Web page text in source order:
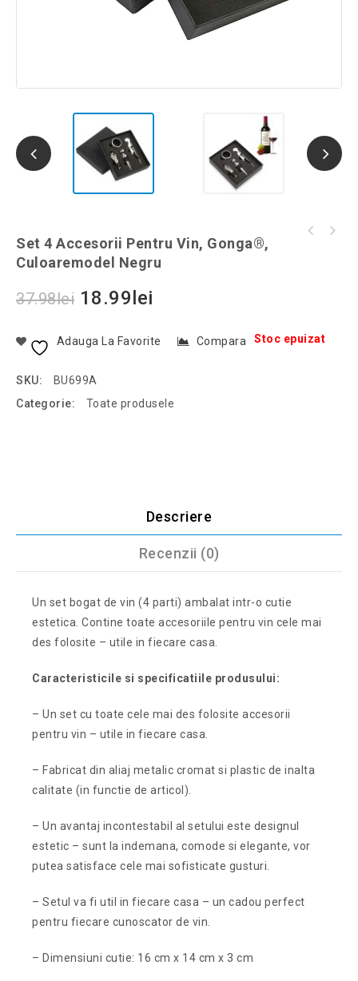
Set 4 Accesorii Pentru Vin, Gonga®,
Culoaremodel Negru
37.98lei 18.99 lei
Stoc epuizat
Adauga La Favorite Compara
SKU:
BU699A
Categorie:
Toate produsele
Descriere
Recenzii (0)
Un set bogat de vin (4 parti) ambalat intr-o cutie
estetica. Contine toate accesoriile pentru vin cele mai
des folosite – utile in fiecare casa.
Caracteristicile si specificatiile produsului:
– Un set cu toate cele mai des folosite accesorii
pentru vin – utile in fiecare casa.
– Fabricat din aliaj metalic cromat si plastic de inalta
calitate (in functie de articol).
– Un avantaj incontestabil al setului este designul
estetic – sunt la indemana, comode si elegante, vor
putea satisface cele mai sofisticate gusturi.
– Setul va fi util in fiecare casa – un cadou perfect
pentru fiecare cunoscator de vin.
– Dimensiuni cutie: 16 cm x 14 cm x 3 cm